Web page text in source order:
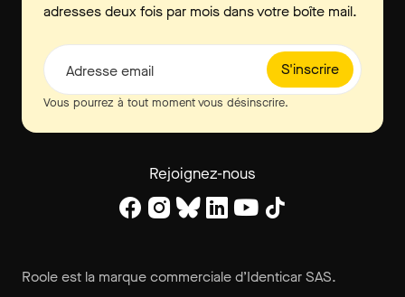
adresses deux fois par mois dans votre boîte mail.
S'inscrire
Adresse email
Vous pourrez à tout moment vous désinscrire.
Rejoignez-nous
Roole est la marque commerciale d’Identicar SAS.